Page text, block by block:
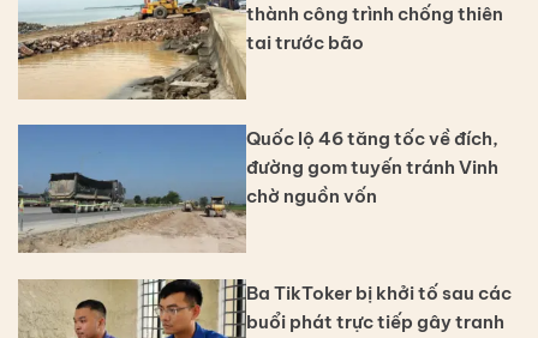
thành công trình chống thiên
tai trước bão
Quốc lộ 46 tăng tốc về đích,
đường gom tuyến tránh Vinh
chờ nguồn vốn
Ba TikToker bị khởi tố sau các
buổi phát trực tiếp gây tranh